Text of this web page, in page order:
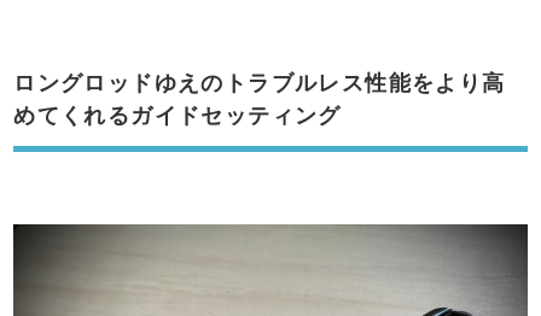
ロングロッドゆえのトラブルレス性能をより高
めてくれるガイドセッティング